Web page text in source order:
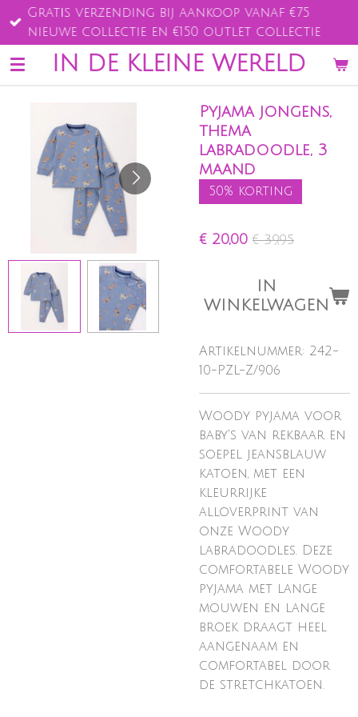
Ga
direct
naar
de
IN DE KLEINE WERELD
Gratis verzending bij aankoop vanaf €75
nieuwe collectie en €150 outlet collectie
Pyjama jongens,
thema
labradoodle, 3
maand
50% korting
€ 20,00 € 39,95
IN
WINKELWAGEN
Artikelnummer: 242-
10-PZL-Z/906
Woody pyjama voor
baby's van rekbaar en
soepel jeansblauw
katoen, met een
kleurrijke
alloverprint van
onze Woody
labradoodles. Deze
comfortabele Woody
pyjama met lange
mouwen en lange
broek draagt heel
aangenaam en
comfortabel door
de stretchkatoen.